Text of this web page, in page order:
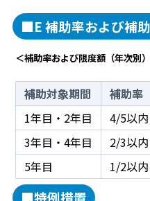
■E 補助率および補
＜補助率および限度額（年次別
補助対象期間 補助率
1年目・2年目
4/5以内
3年目・4年目
2/3以内
5年目
1/2以内
■特例措置